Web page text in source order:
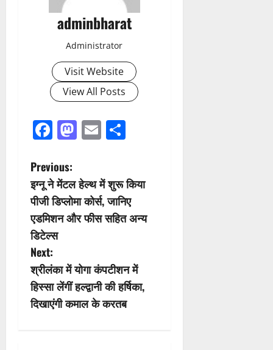
adminbharat
Administrator
Visit Website
View All Posts
Facebook
Mastodon
Email
P
o
s
t
n
a
Previous:
इग्नू ने मेंटल हेल्थ में शुरू किया
पीजी डिप्लोमा कोर्स, जानिए
एडमिशन और फीस सहित अन्य
डिटेल्स
Next:
श्रीलंका में योगा कंपटीशन में
हिस्सा लेंगीं हल्द्वानी की हर्षिका,
दिखाएंगी कमाल के करतब